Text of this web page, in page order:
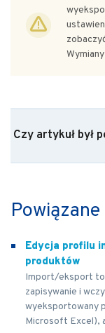
Czy artykuł był
Edycja profilu
produktów
Import/eksport to
zapisywanie i
wyeksportowany
Microsoft Excel),